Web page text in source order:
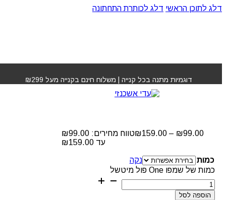
דלג לתוכן הראשי דלג לכותרת התחתונה
דוגמיות מתנה בכל קנייה | משלוח חינם בקנייה מעל ₪299
₪99.00
–
₪159.00
עד ⁦₪159.00⁩
כמות
נקה
כמות של שמפו One פול מיטשל
הוספה לסל